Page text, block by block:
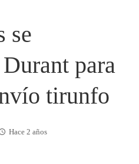
se
para
tirunfo
Hace 2 años